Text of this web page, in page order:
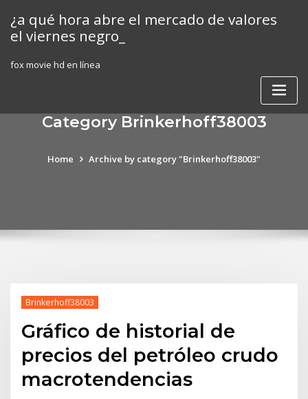
content
¿a qué hora abre el mercado de valores
el viernes negro_
fox movie hd en línea
Category Brinkerhoff38003
Home Archive by category "Brinkerhoff38003"
Brinkerhoff38003
Gráfico de historial de
precios del petróleo crudo
macrotendencias